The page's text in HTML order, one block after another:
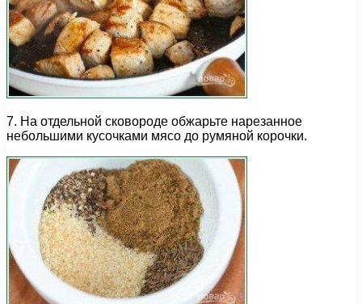
7. На отдельной сковороде обжарьте нарезанное
небольшими кусочками мясо до румяной корочки.